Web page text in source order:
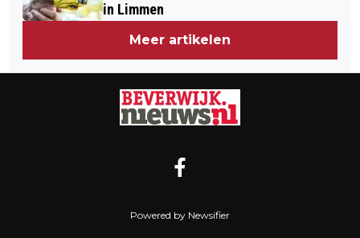
in Limmen
Meer artikelen
Powered by Newsifier